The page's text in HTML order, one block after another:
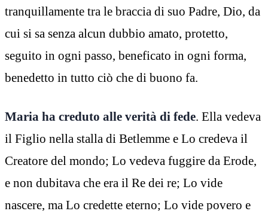
tranquillamente tra le braccia di suo Padre, Dio, da
cui si sa senza alcun dubbio amato, protetto,
seguito in ogni passo, beneficato in ogni forma,
benedetto in tutto ciò che di buono fa.
Maria ha creduto alle verità di fede. Ella vedeva
il Figlio nella stalla di Betlemme e Lo credeva il
Creatore del mondo; Lo vedeva fuggire da Erode,
e non dubitava che era il Re dei re; Lo vide
nascere, ma Lo credette eterno; Lo vide povero e